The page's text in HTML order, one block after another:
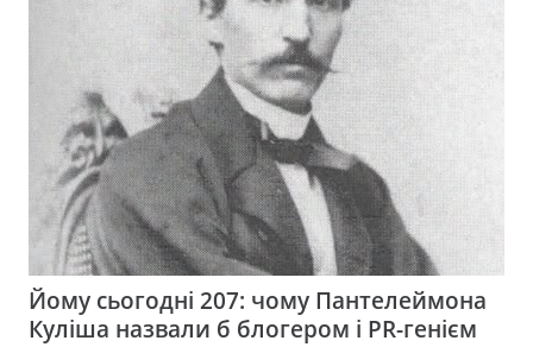
Йому сьогодні 207: чому Пантелеймона
Куліша назвали б блогером і PR-генієм